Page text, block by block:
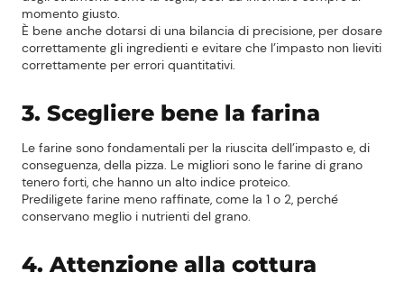
momento giusto.
È bene anche dotarsi di una bilancia di precisione, per dosare
correttamente gli ingredienti e evitare che l’impasto non lieviti
correttamente per errori quantitativi.
3. Scegliere bene la farina
Le farine sono fondamentali per la riuscita dell’impasto e, di
conseguenza, della pizza. Le migliori sono le farine di grano
tenero forti, che hanno un alto indice proteico.
Prediligete farine meno raffinate, come la 1 o 2, perché
conservano meglio i nutrienti del grano.
4. Attenzione alla cottura